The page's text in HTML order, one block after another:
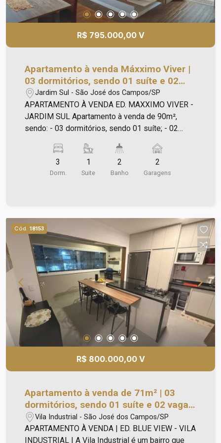
Colinas, Shopping Esplanada, farmácias,
restaurantes, bares, agência bancária, clínicas,
academias, escolas Poliedro, Univap, Etep, Tênis
Clube e tem fácil acesso à Dutra, Anel Viário e
por pessoas que trabalham na Embraer, CTA,
INPE, ITA e demais indústrias da cidade.
R$ 795.000,00 V
Apartamento à venda Máxximo Viver |
03 dormitórios, sendo 01 suíte e 02
vagas de garagem | Jardim Sul | São
José dos Campos |
Jardim Sul - São José dos Campos/SP
APARTAMENTO À VENDA ED. MAXXIMO VIVER -
JARDIM SUL Apartamento à venda de 90m²,
sendo: - 03 dormitórios, sendo 01 suíte; - 02
conta com: - Salão de festas adulto e infantil; -
Salão de jogos; - Academia; - Piscina adulto e
infantil; - Churrasqueira; - Salão de beleza; -
3
Dorm.
1
Suite
2
Banho
2
Garagens
Cód. 18153
R$ 800.000,00 V
Apartamento à venda de 71m² | 03
dormitórios, sendo 01 suíte e 02 vagas
de garagem | Edifício Blue View - Vila
Industrial | São José dos Campos |
Vila Industrial - São José dos Campos/SP
APARTAMENTO À VENDA | ED. BLUE VIEW - VILA
INDUSTRIAL | A Vila Industrial é um bairro que